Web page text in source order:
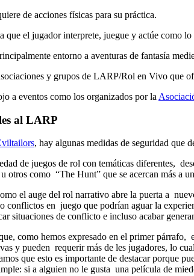
de acciones físicas para su práctica.
el jugador interprete, juegue y actúe como
entorno a aventuras de fantasía
y grupos de LARP/Rol en Vivo que
a eventos como los organizados por la
al LARP
, hay algunas medidas de seguridad que
de juegos de rol con temáticas diferentes,
otros como “The Hunt” que se acercan más a
el auge del rol narrativo abre la puerta a
conflictos en juego que podrían aguar la
situaciones de conflicto e incluso acabar
como hemos expresado en el primer
y pueden requerir más de les jugadores, lo
que esto es importante de destacar porque
si a alguien no le gusta una película de